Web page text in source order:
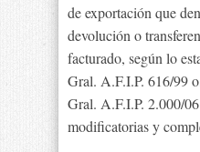
de exportación que
devolución o
facturado, según lo
Gral. A.F.I.P. 616/99
Gral. A.F.I.P. 2.000/
modificatorias y